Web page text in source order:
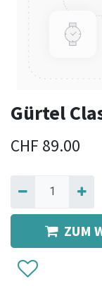
Gürtel
CHF 89.00
ZUM